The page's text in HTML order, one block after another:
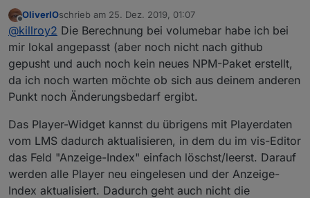
Abstände. Immer wenn ein Klick zufällig zwischen die
Balken kommt wird er verworfen. Das ist etwas
verwirrend.
-Ändert sich die LMS konfiguration muss ich ein neues
Player Widget einfügen und die anderen damit
verknüpfen, anderst schein es nicht zu gehen
Offline
OliverIOschrieb am 25. Dez. 2019, 01:07
zuletzt editiert von
@killroy2 Die Berechnung bei volumebar habe ich bei
mir lokal angepasst (aber noch nicht nach github
gepusht und auch noch kein neues NPM-Paket erstellt,
da ich noch warten möchte ob sich aus deinem anderen
Punkt noch Änderungsbedarf ergibt.
Das Player-Widget kannst du übrigens mit Playerdaten
vom LMS dadurch aktualisieren, in dem du im vis-Editor
das Feld "Anzeige-Index" einfach löschst/leerst. Darauf
werden alle Player neu eingelesen und der Anzeige-
Index aktualisiert. Dadurch geht auch nicht die